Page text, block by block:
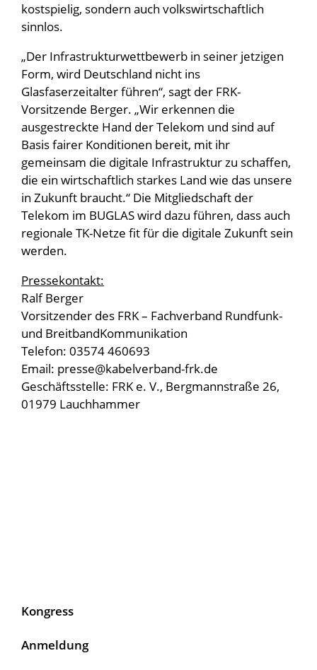
kostspielig, sondern auch volkswirtschaftlich
sinnlos.
„Der Infrastrukturwettbewerb in seiner jetzigen
Form, wird Deutschland nicht ins
Glasfaserzeitalter führen“, sagt der FRK-
Vorsitzende Berger. „Wir erkennen die
ausgestreckte Hand der Telekom und sind auf
Basis fairer Konditionen bereit, mit ihr
gemeinsam die digitale Infrastruktur zu schaffen,
die ein wirtschaftlich starkes Land wie das unsere
in Zukunft braucht.“ Die Mitgliedschaft der
Telekom im BUGLAS wird dazu führen, dass auch
regionale TK-Netze fit für die digitale Zukunft sein
werden.
Pressekontakt:
Ralf Berger
Vorsitzender des FRK – Fachverband Rundfunk-
und BreitbandKommunikation
Telefon: 03574 460693
Email: presse@kabelverband-frk.de
Geschäftsstelle: FRK e. V., Bergmannstraße 26,
01979 Lauchhammer
Kongress
Anmeldung